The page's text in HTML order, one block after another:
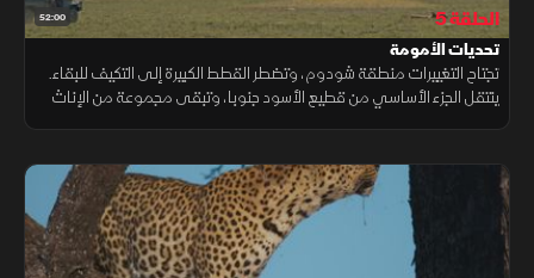
52:00 الحلقة 5
تحديات الأمومة
تجتاح التغييرات منطقة شودوم، وتضطر القطط الكبيرة إلى التكيف للبقاء.
ينتقل الجزء الأساسي من قطيع الأسود جنوبا، وتبقى مجموعة من الإناث